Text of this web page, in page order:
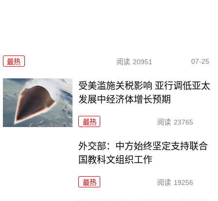
最热 阅读 20951 07-25
受美滥施关税影响 亚行调低亚太
发展中经济体增长预期
最热 阅读 23765
外交部：中方始终坚定支持联合
国教科文组织工作
最热 阅读 19256